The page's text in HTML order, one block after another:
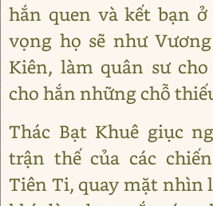
hắn quen và kết bạn
vọng họ sẽ như
Kiên, làm quân sư
cho hắn những chỗ
Thác Bạt Khuê giục
trận thế của các
Tiên Ti, quay mặt nhìn